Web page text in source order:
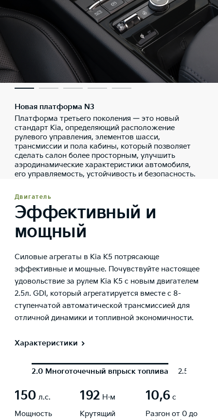
Новая платформа N3
Платформа третьего поколения — это новый
стандарт Kia, определяющий расположение
рулевого управления, элементов шасси,
трансмиссии и пола кабины, который позволяет
сделать салон более просторным, улучшить
аэродинамические характеристики автомобиля,
его управляемость, устойчивость и безопасность.
Двигатель
Эффективный и
мощный
Силовые агрегаты в Kia K5 потрясающе
эффективные и мощные. Почувствуйте настоящее
удовольствие за рулем Kia К5 с новым двигателем
2.5л. GDI, который агрегатируется вместе с 8-
ступенчатой автоматической трансмиссией для
отличной динамики и топливной экономичности.
Характеристики
2.0 Многоточечный впрыск топлива 2.5 GDI
150 л.с.
Мощность
192 Н·м
Крутящий
10,6с
Разгон от 0 до